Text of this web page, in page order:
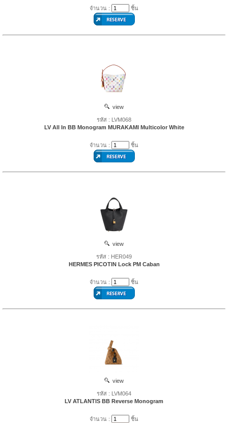
จำนวน : ชิ้น
view
รหัส : LVM068
LV All In BB Monogram MURAKAMI Multicolor White
จำนวน : ชิ้น
view
รหัส : HER049
HERMES PICOTIN Lock PM Caban
จำนวน : ชิ้น
view
รหัส : LVM064
LV ATLANTIS BB Reverse Monogram
จำนวน : ชิ้น